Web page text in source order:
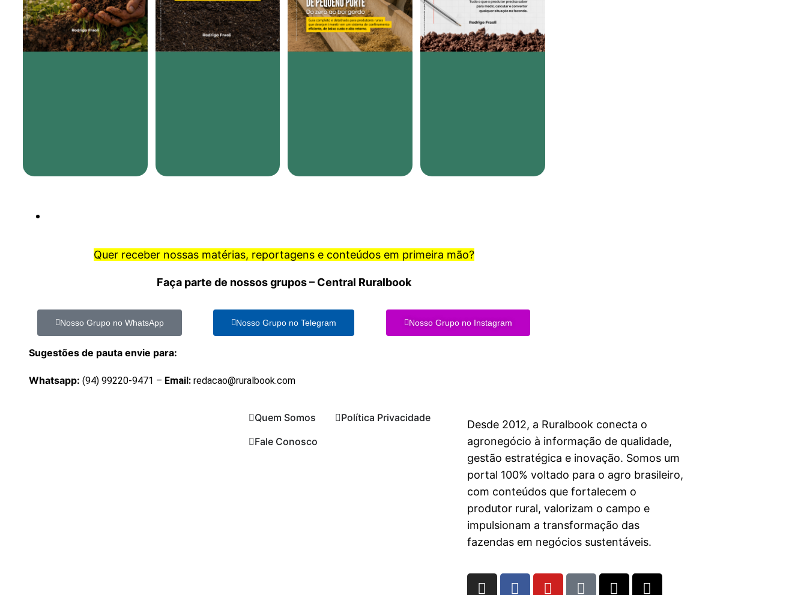
Quer receber nossas matérias, reportagens e conteúdos em primeira mão?
Faça parte de nossos grupos – Central Ruralbook
Nosso Grupo no WhatsApp Nosso Grupo no Telegram Nosso Grupo no Instagram
Sugestões de pauta envie para:
Whatsapp: (94) 99220-9471 – Email: redacao@ruralbook.com
Quem Somos
Política Privacidade
Fale Conosco
Desde 2012, a Ruralbook conecta o
agronegócio à informação de qualidade,
gestão estratégica e inovação. Somos um
portal 100% voltado para o agro brasileiro,
com conteúdos que fortalecem o
produtor rural, valorizam o campo e
impulsionam a transformação das
fazendas em negócios sustentáveis.